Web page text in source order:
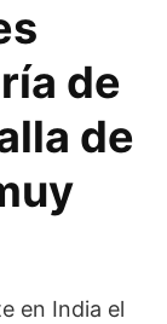
de
de
en India el